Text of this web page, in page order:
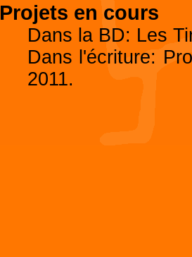
Projets en cours
Dans la BD: Les
Dans l'écriture:
2011.